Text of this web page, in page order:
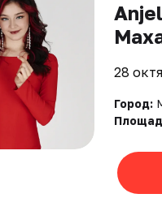
28
Город: